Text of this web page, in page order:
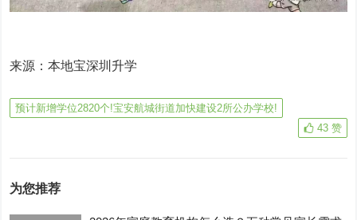
来源：本地宝深圳升学
预计新增学位2820个!宝安航城街道加快建设2所公办学校!
43 赞
为您推荐